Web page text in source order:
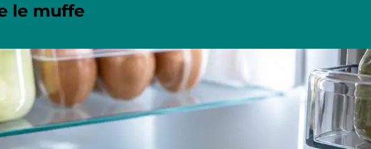
le muffe